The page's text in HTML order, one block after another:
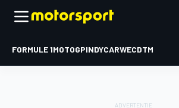
FORMULE 1MOTOGPINDYCARWECDTM